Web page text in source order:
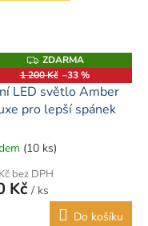
Z
D
A
R
M
A
ZDARMA
1 200 Kč –33 %
LED světlo Amber
pro lepší spánek
(10 ks)
bez DPH
Kč / ks
Do košíku